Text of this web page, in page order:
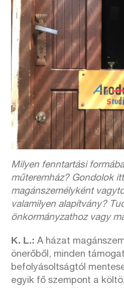
Milyen fenntartási
műteremház? Gondolok
magánszemélyként
valamilyen alapítvány?
önkormányzathoz vagy
K. L.: A házat
önerőből, minden
befolyásoltságtól
egyik fő szempont a